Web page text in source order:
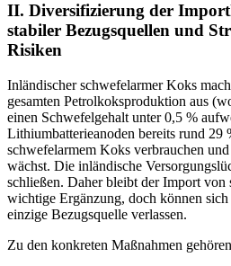
II. Diversifizierung der
stabiler Bezugsquellen und
Risiken
Inländischer schwefelarmer Koks
gesamten Petrolkoksproduktion aus
einen Schwefelgehalt unter 0,5 %
Lithiumbatterieanoden bereits rund 29
schwefelarmem Koks verbrauchen
wächst. Die inländische
schließen. Daher bleibt der Import
wichtige Ergänzung, doch können
einzige Bezugsquelle verlassen.
Zu den konkreten Maßnahmen